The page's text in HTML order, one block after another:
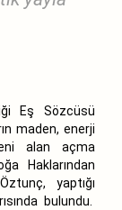
Eş Sözcüsü
maden, enerji
alan açma
Haklarından
yaptığı
bulundu.